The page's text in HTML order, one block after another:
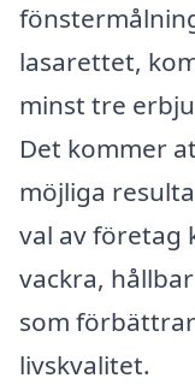
lasarettet,
minst tre
Det kommer
möjliga
val av företag
vackra,
som
livskvalitet.